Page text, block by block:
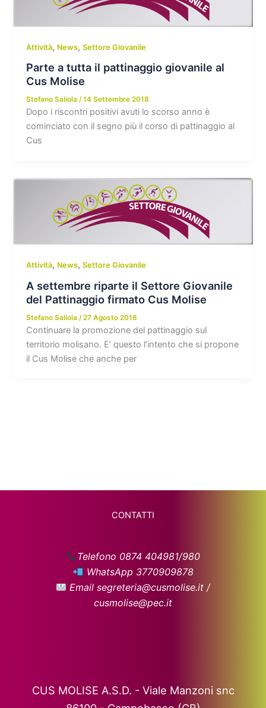
Attività, News,Settore Giovanile
Parte a tutta il pattinaggio giovanile al
Cus Molise
Stefano Saliola/14 Settembre 2018
Dopo i riscontri positivi avuti lo scorso anno è
cominciato con il segno più il corso di pattinaggio al
Cus
Attività, News,Settore Giovanile
A settembre riparte il Settore Giovanile
del Pattinaggio firmato Cus Molise
Stefano Saliola /27 Agosto 2018
Continuare la promozione del pattinaggio sul
territorio molisano. E’ questo l’intento che si propone
il Cus Molise che anche per
CONTATTI
Telefono 0874 404981/980
WhatsApp 3770909878
Email segreteria@cusmolise.it /
cusmolise@pec.it
CUS MOLISE A.S.D. - Viale Manzoni snc